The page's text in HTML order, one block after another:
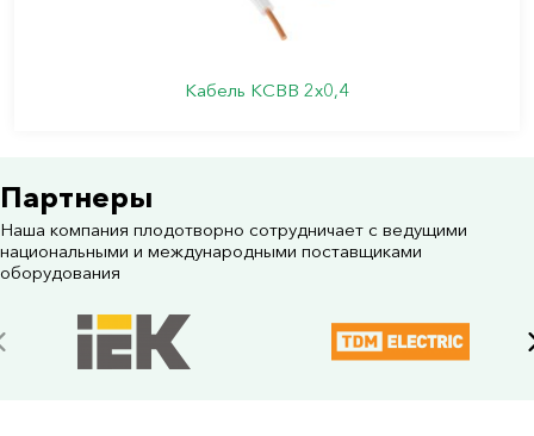
Кабель КСВВ 2х0,4
Партнеры
Наша компания плодотворно сотрудничает с ведущими
национальными и международными поставщиками
оборудования